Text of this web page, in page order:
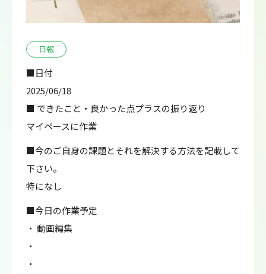
日報
■日付
2025/06/18
■ できたこと・良かった点プラスの振り返り
マイペースに作業
■今のご自身の課題とそれを解決する方法を記載して
下さい。
特になし
■今日の作業予定
・ 動画編集
・
・